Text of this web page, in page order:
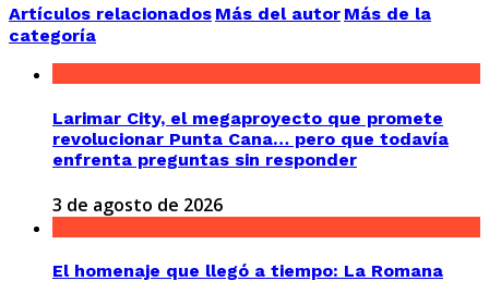
Artículos relacionados Más del autor Más de la
categoría
Larimar City, el megaproyecto que promete
revolucionar Punta Cana… pero que todavía
enfrenta preguntas sin responder
3 de agosto de 2026
El homenaje que llegó a tiempo: La Romana